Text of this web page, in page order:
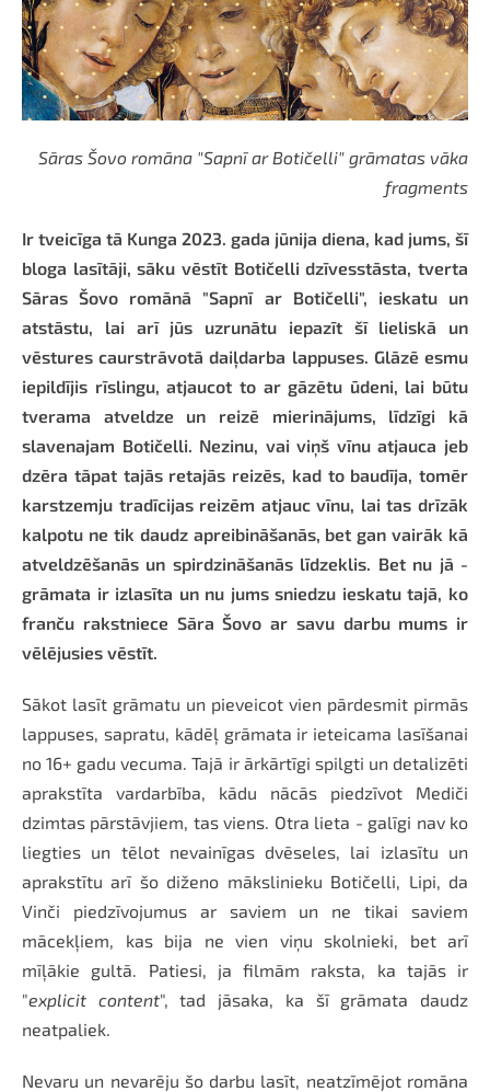
Sāras Šovo romāna "Sapnī ar Botičelli" grāmatas vāka
fragments
Ir tveicīga tā Kunga 2023. gada jūnija diena, kad jums, šī
bloga lasītāji, sāku vēstīt Botičelli dzīvesstāsta, tverta
Sāras Šovo romānā "Sapnī ar Botičelli", ieskatu un
atstāstu, lai arī jūs uzrunātu iepazīt šī lieliskā un
vēstures caurstrāvotā daiļdarba lappuses. Glāzē esmu
iepildījis rīslingu, atjaucot to ar gāzētu ūdeni, lai būtu
tverama atveldze un reizē mierinājums, līdzīgi kā
slavenajam Botičelli. Nezinu, vai viņš vīnu atjauca jeb
dzēra tāpat tajās retajās reizēs, kad to baudīja, tomēr
karstzemju tradīcijas reizēm atjauc vīnu, lai tas drīzāk
kalpotu ne tik daudz apreibināšanās, bet gan vairāk kā
atveldzēšanās un spirdzināšanās līdzeklis. Bet nu jā -
grāmata ir izlasīta un nu jums sniedzu ieskatu tajā, ko
franču rakstniece Sāra Šovo ar savu darbu mums ir
vēlējusies vēstīt.
Sākot lasīt grāmatu un pieveicot vien pārdesmit pirmās
lappuses, sapratu, kādēļ grāmata ir ieteicama lasīšanai
no 16+ gadu vecuma. Tajā ir ārkārtīgi spilgti un detalizēti
aprakstīta vardarbība, kādu nācās piedzīvot Mediči
dzimtas pārstāvjiem, tas viens. Otra lieta - galīgi nav ko
liegties un tēlot nevainīgas dvēseles, lai izlasītu un
aprakstītu arī šo diženo mākslinieku Botičelli, Lipi, da
Vinči piedzīvojumus ar saviem un ne tikai saviem
mācekļiem, kas bija ne vien viņu skolnieki, bet arī
mīļākie gultā. Patiesi, ja filmām raksta, ka tajās ir
"explicit content", tad jāsaka, ka šī grāmata daudz
neatpaliek.
Nevaru un nevarēju šo darbu lasīt, neatzīmējot romāna